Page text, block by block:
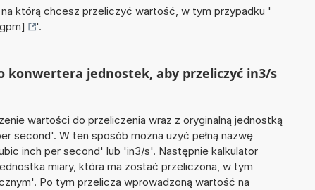
którą chcesz przeliczyć wartość, w tym przypadku '
'.
konwertera jednostek, aby przeliczyć in3/s
wartości do przeliczenia wraz z oryginalną jednostką
second'. W ten sposób można użyć pełną nazwę
inch per second' lub 'in3/s'. Następnie kalkulator
miary, która ma zostać przeliczona, w tym
Po tym przelicza wprowadzoną wartość na